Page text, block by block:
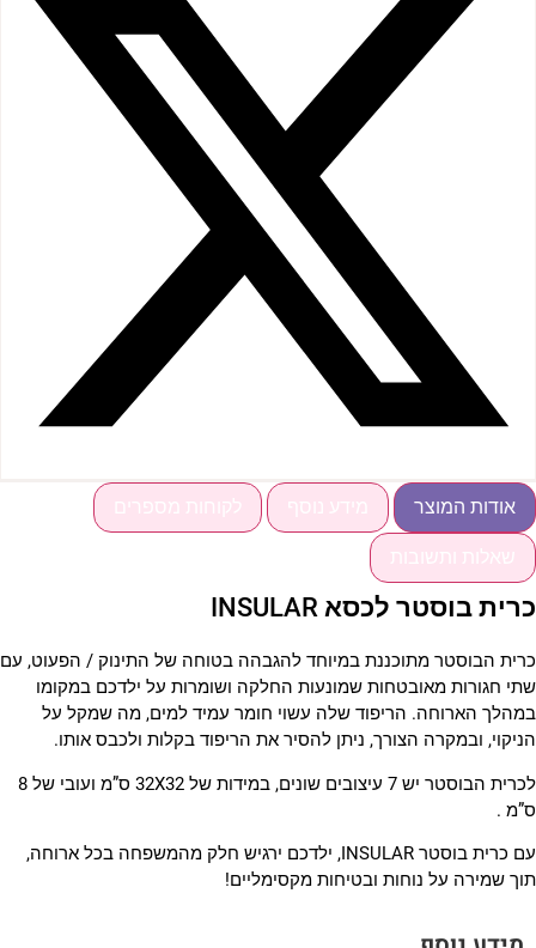
אודות המוצר מידע נוסף לקוחות מספרים
שאלות ותשובות
כרית בוסטר לכסא INSULAR
כרית הבוסטר מתוכננת במיוחד להגבהה בטוחה של התינוק / הפעוט, עם
שתי חגורות מאובטחות שמונעות החלקה ושומרות על ילדכם במקומו
במהלך הארוחה. הריפוד שלה עשוי חומר עמיד למים, מה שמקל על
הניקוי, ובמקרה הצורך, ניתן להסיר את הריפוד בקלות ולכבס אותו.
לכרית הבוסטר יש 7 עיצובים שונים, במידות של 32X32 ס”מ ועובי של 8
ס”מ .
עם כרית בוסטר INSULAR, ילדכם ירגיש חלק מהמשפחה בכל ארוחה,
תוך שמירה על נוחות ובטיחות מקסימליים!